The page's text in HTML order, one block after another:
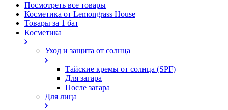
Посмотреть все товары
Косметика от Lemongrass House
Товары за 1 бат
Косметика
Уход и защита от солнца
Тайские кремы от солнца (SPF)
Для загара
После загара
Для лица